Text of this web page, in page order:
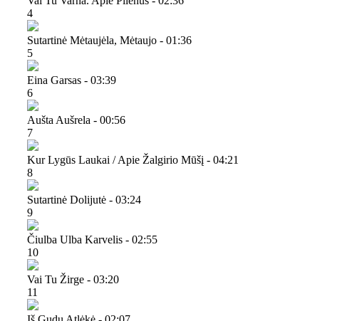
4
Sutartinė Mėtaujėla, Mėtaujo - 01:36
5
Eina Garsas - 03:39
6
Aušta Aušrela - 00:56
7
Kur Lygūs Laukai / Apie Žalgirio Mūšį - 04:21
8
Sutartinė Dolijutė - 03:24
9
Čiulba Ulba Karvelis - 02:55
10
Vai Tu Žirge - 03:20
11